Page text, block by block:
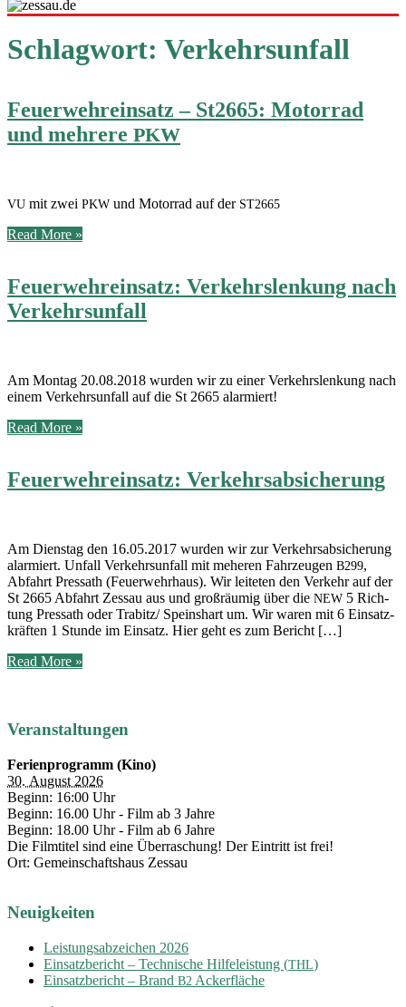
Schlagwort: Verkehrsunfall
Feuerwehreinsatz – St2665: Motorrad
und mehrere PKW
VU mit zwei PKW und Motor­rad auf der ST2665
Read More »
Motorrad
und
mehrere
Feuerwehreinsatz: Verkehrslenkung nach
Verkehrsunfall
Am Mon­tag 20.08.2018 wur­den wir zu einer Ver­kehrs­len­kung nach
einem Ver­kehrs­un­fall auf die St 2665 alarmiert!
Read More »
Verkehrsunfall
Feuerwehreinsatz: Verkehrsabsicherung
Am Diens­tag den 16.05.2017 wur­den wir zur Ver­kehrs­ab­si­che­rung
alar­miert. Unfall Ver­kehrs­un­fall mit mehe­ren Fahr­zeu­gen B299,
Abfahrt Pres­sath (Feu­er­wehr­haus). Wir lei­te­ten den Ver­kehr auf der
St 2665 Abfahrt Zessau aus und groß­räu­mig über die NEW 5 Rich­
tung Pres­sath oder Trabitz/ Speins­hart um. Wir waren mit 6 Ein­satz­
kräf­ten 1 Stun­de im Ein­satz. Hier geht es zum Bericht […]
Read More »
Veranstaltungen
Ferienprogramm (Kino)
30. August 2026
Beginn: 16:00 Uhr
Beginn: 16.00 Uhr - Film ab 3 Jahre
Beginn: 18.00 Uhr - Film ab 6 Jahre
Die Filmtitel sind eine Überraschung! Der Eintritt ist frei!
Ort: Gemeinschaftshaus Zessau
Neuigkeiten
Leistungsabzeichen 2026
Einsatzbericht – Technische Hilfeleistung (THL)
Einsatzbericht – Brand B2 Ackerfläche